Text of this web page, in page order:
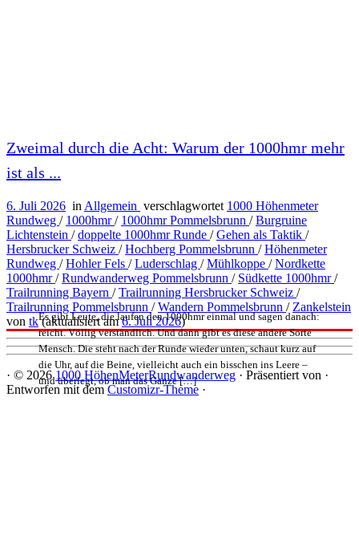
Es gibt Leute, die laufen den 1000hmr einmal und sagen danach:
reicht. Völlig verständlich. Und dann gibt es diese andere Sorte
Mensch. Die steht nach der Runde wieder unten, schaut kurz auf
die Uhr, auf die Beine, vielleicht auch ein bisschen ins Leere –
und überlegt, ob man das Ganze […]
Zweimal durch die Acht: Warum der 1000hmr mehr
ist als ...
6. Juli 2026 in Allgemein verschlagwortet 1000 Höhenmeter
Rundweg / 1000hmr/ 1000hmr Pommelsbrunn /Burgruine
Lichtenstein /doppelte 1000hmr Runde /Gehen als Taktik /
Hersbrucker Schweiz /Hochberg Pommelsbrunn /Höhenmeter
Rundweg /Hohler Fels /Luderschlag /Mühlkoppe /Nordkette
1000hmr/Rundwanderweg Pommelsbrunn / Südkette 1000hmr/
Trailrunning Bayern /Trailrunning Hersbrucker Schweiz /
Trailrunning Pommelsbrunn /Wandern Pommelsbrunn / Zankelstein
von tk(aktualisiert am6. Juli 2026)
· © 2026 1000 HöhenMeterRundwanderweg · Präsentiert von ·
Entworfen mit dem Customizr-Theme ·